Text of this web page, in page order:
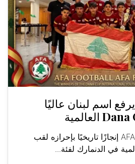
AFA Lebanon يرفع اسم لبنان عاليًا
حقق فريق AFA Lebanon إنجازًا تاريخيًا بإحرازه لقب